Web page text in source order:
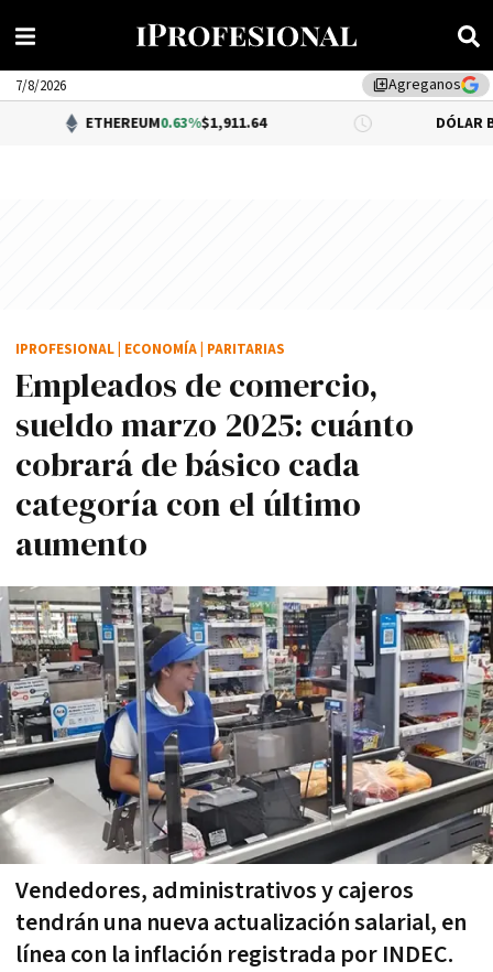
library_addAgreganos
7/8/2026
ETHEREUM0.63%$1,911.64 DÓLAR BNA
Empleados de comercio,
sueldo marzo 2025: cuánto
cobrará de básico cada
categoría con el último
aumento
Vendedores, administrativos y cajeros
tendrán una nueva actualización salarial, en
línea con la inflación registrada por INDEC.
IPROFESIONAL ECONOMÍA PARITARIAS